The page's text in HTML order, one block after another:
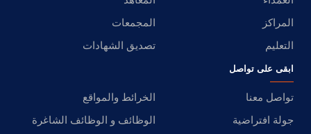
المراكز
المجمعات
التعليم
تصديق الشهادات
ابقى على تواصل
تواصل معنا
الخرائط والمواقع
جولة افتراضية
الوظائف و الوظائف الشاغرة